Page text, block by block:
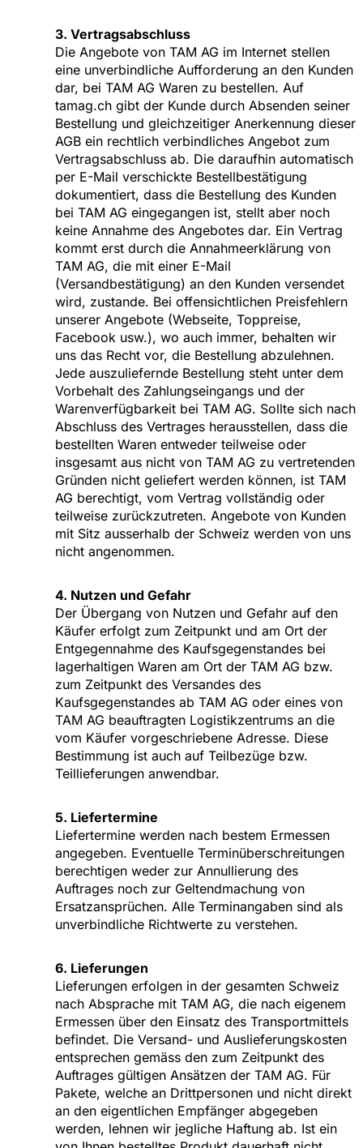
3. Vertragsabschluss
Die Angebote von TAM AG im Internet stellen
eine unverbindliche Aufforderung an den Kunden
dar, bei TAM AG Waren zu bestellen. Auf
tamag.ch gibt der Kunde durch Absenden seiner
Bestellung und gleichzeitiger Anerkennung dieser
AGB ein rechtlich verbindliches Angebot zum
Vertragsabschluss ab. Die daraufhin automatisch
per E-Mail verschickte Bestellbestätigung
dokumentiert, dass die Bestellung des Kunden
bei TAM AG eingegangen ist, stellt aber noch
keine Annahme des Angebotes dar. Ein Vertrag
kommt erst durch die Annahmeerklärung von
TAM AG, die mit einer E-Mail
(Versandbestätigung) an den Kunden versendet
wird, zustande. Bei offensichtlichen Preisfehlern
unserer Angebote (Webseite, Toppreise,
Facebook usw.), wo auch immer, behalten wir
uns das Recht vor, die Bestellung abzulehnen.
Jede auszuliefernde Bestellung steht unter dem
Vorbehalt des Zahlungseingangs und der
Warenverfügbarkeit bei TAM AG. Sollte sich nach
Abschluss des Vertrages herausstellen, dass die
bestellten Waren entweder teilweise oder
insgesamt aus nicht von TAM AG zu vertretenden
Gründen nicht geliefert werden können, ist TAM
AG berechtigt, vom Vertrag vollständig oder
teilweise zurückzutreten. Angebote von Kunden
mit Sitz ausserhalb der Schweiz werden von uns
nicht angenommen.
4. Nutzen und Gefahr
Der Übergang von Nutzen und Gefahr auf den
Käufer erfolgt zum Zeitpunkt und am Ort der
Entgegennahme des Kaufsgegenstandes bei
lagerhaltigen Waren am Ort der TAM AG bzw.
zum Zeitpunkt des Versandes des
Kaufsgegenstandes ab TAM AG oder eines von
TAM AG beauftragten Logistikzentrums an die
vom Käufer vorgeschriebene Adresse. Diese
Bestimmung ist auch auf Teilbezüge bzw.
Teillieferungen anwendbar.
5. Liefertermine
Liefertermine werden nach bestem Ermessen
angegeben. Eventuelle Terminüberschreitungen
berechtigen weder zur Annullierung des
Auftrages noch zur Geltendmachung von
Ersatzansprüchen. Alle Terminangaben sind als
unverbindliche Richtwerte zu verstehen.
6. Lieferungen
Lieferungen erfolgen in der gesamten Schweiz
nach Absprache mit TAM AG, die nach eigenem
Ermessen über den Einsatz des Transportmittels
befindet. Die Versand- und Auslieferungskosten
entsprechen gemäss den zum Zeitpunkt des
Auftrages gültigen Ansätzen der TAM AG. Für
Pakete, welche an Drittpersonen und nicht direkt
an den eigentlichen Empfänger abgegeben
werden, lehnen wir jegliche Haftung ab. Ist ein